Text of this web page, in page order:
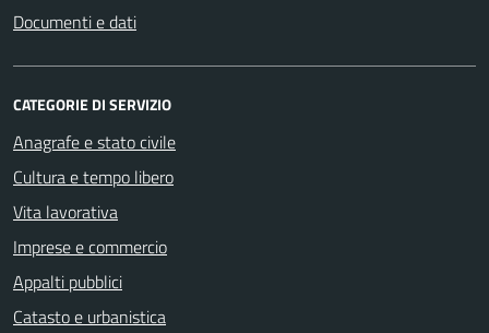
Documenti e dati
CATEGORIE DI SERVIZIO
Anagrafe e stato civile
Cultura e tempo libero
Vita lavorativa
Imprese e commercio
Appalti pubblici
Catasto e urbanistica